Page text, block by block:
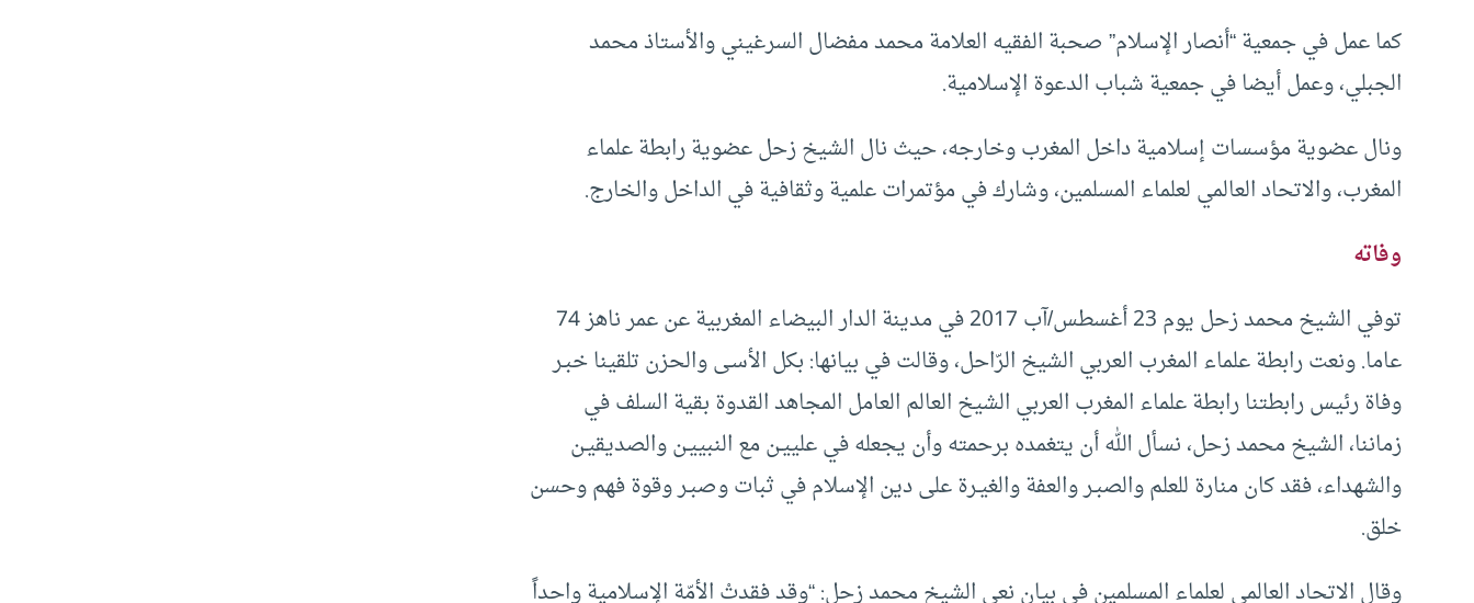
كما عمل في جمعية “أنصار الإسلام” صحبة الفقيه العلامة محمد مفضال السرغيني والأستاذ محمد
الجبلي، وعمل أيضا في جمعية شباب الدعوة الإسلامية.
ونال عضوية مؤسسات إسلامية داخل المغرب وخارجه، حيث نال الشيخ زحل عضوية رابطة علماء
المغرب، والاتحاد العالمي لعلماء المسلمين، وشارك في مؤتمرات علمية وثقافية في الداخل والخارج.
وفاته
توفي الشيخ محمد زحل يوم 23 أغسطس/آب 2017 في مدينة الدار البيضاء المغربية عن عمر ناهز 74
عاما. ونعت رابطة علماء المغرب العربي الشيخ الرّاحل، وقالت في بيانها: بكل الأسـى والحزن تلقينا خبـر
وفاة رئيس رابطتنا رابطة علماء المغرب العربي الشيخ العالم العامل المجاهد القدوة بقية السلف في
زماننا، الشيخ محمد زحل، نسأل الله أن يتغمده برحمته وأن يجعله في علييـن مع النبييـن والصديقيـن
والشهداء، فقد كان منارة للعلم والصبـر والعفة والغيـرة على دين الإسلام في ثبات وصبـر وقوة فهم وحسن
خلق.
وقال الاتحاد العالمي لعلماء المسلمين في بيان نعي الشيخ محمد زحل: “وقد فقدتْ الأمّة الإسلامية واحداً